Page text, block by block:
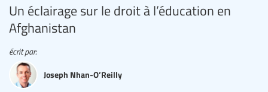
Un éclairage sur le droit à l’éducation en
Afghanistan
écrit par:
Joseph Nhan-O’Reilly